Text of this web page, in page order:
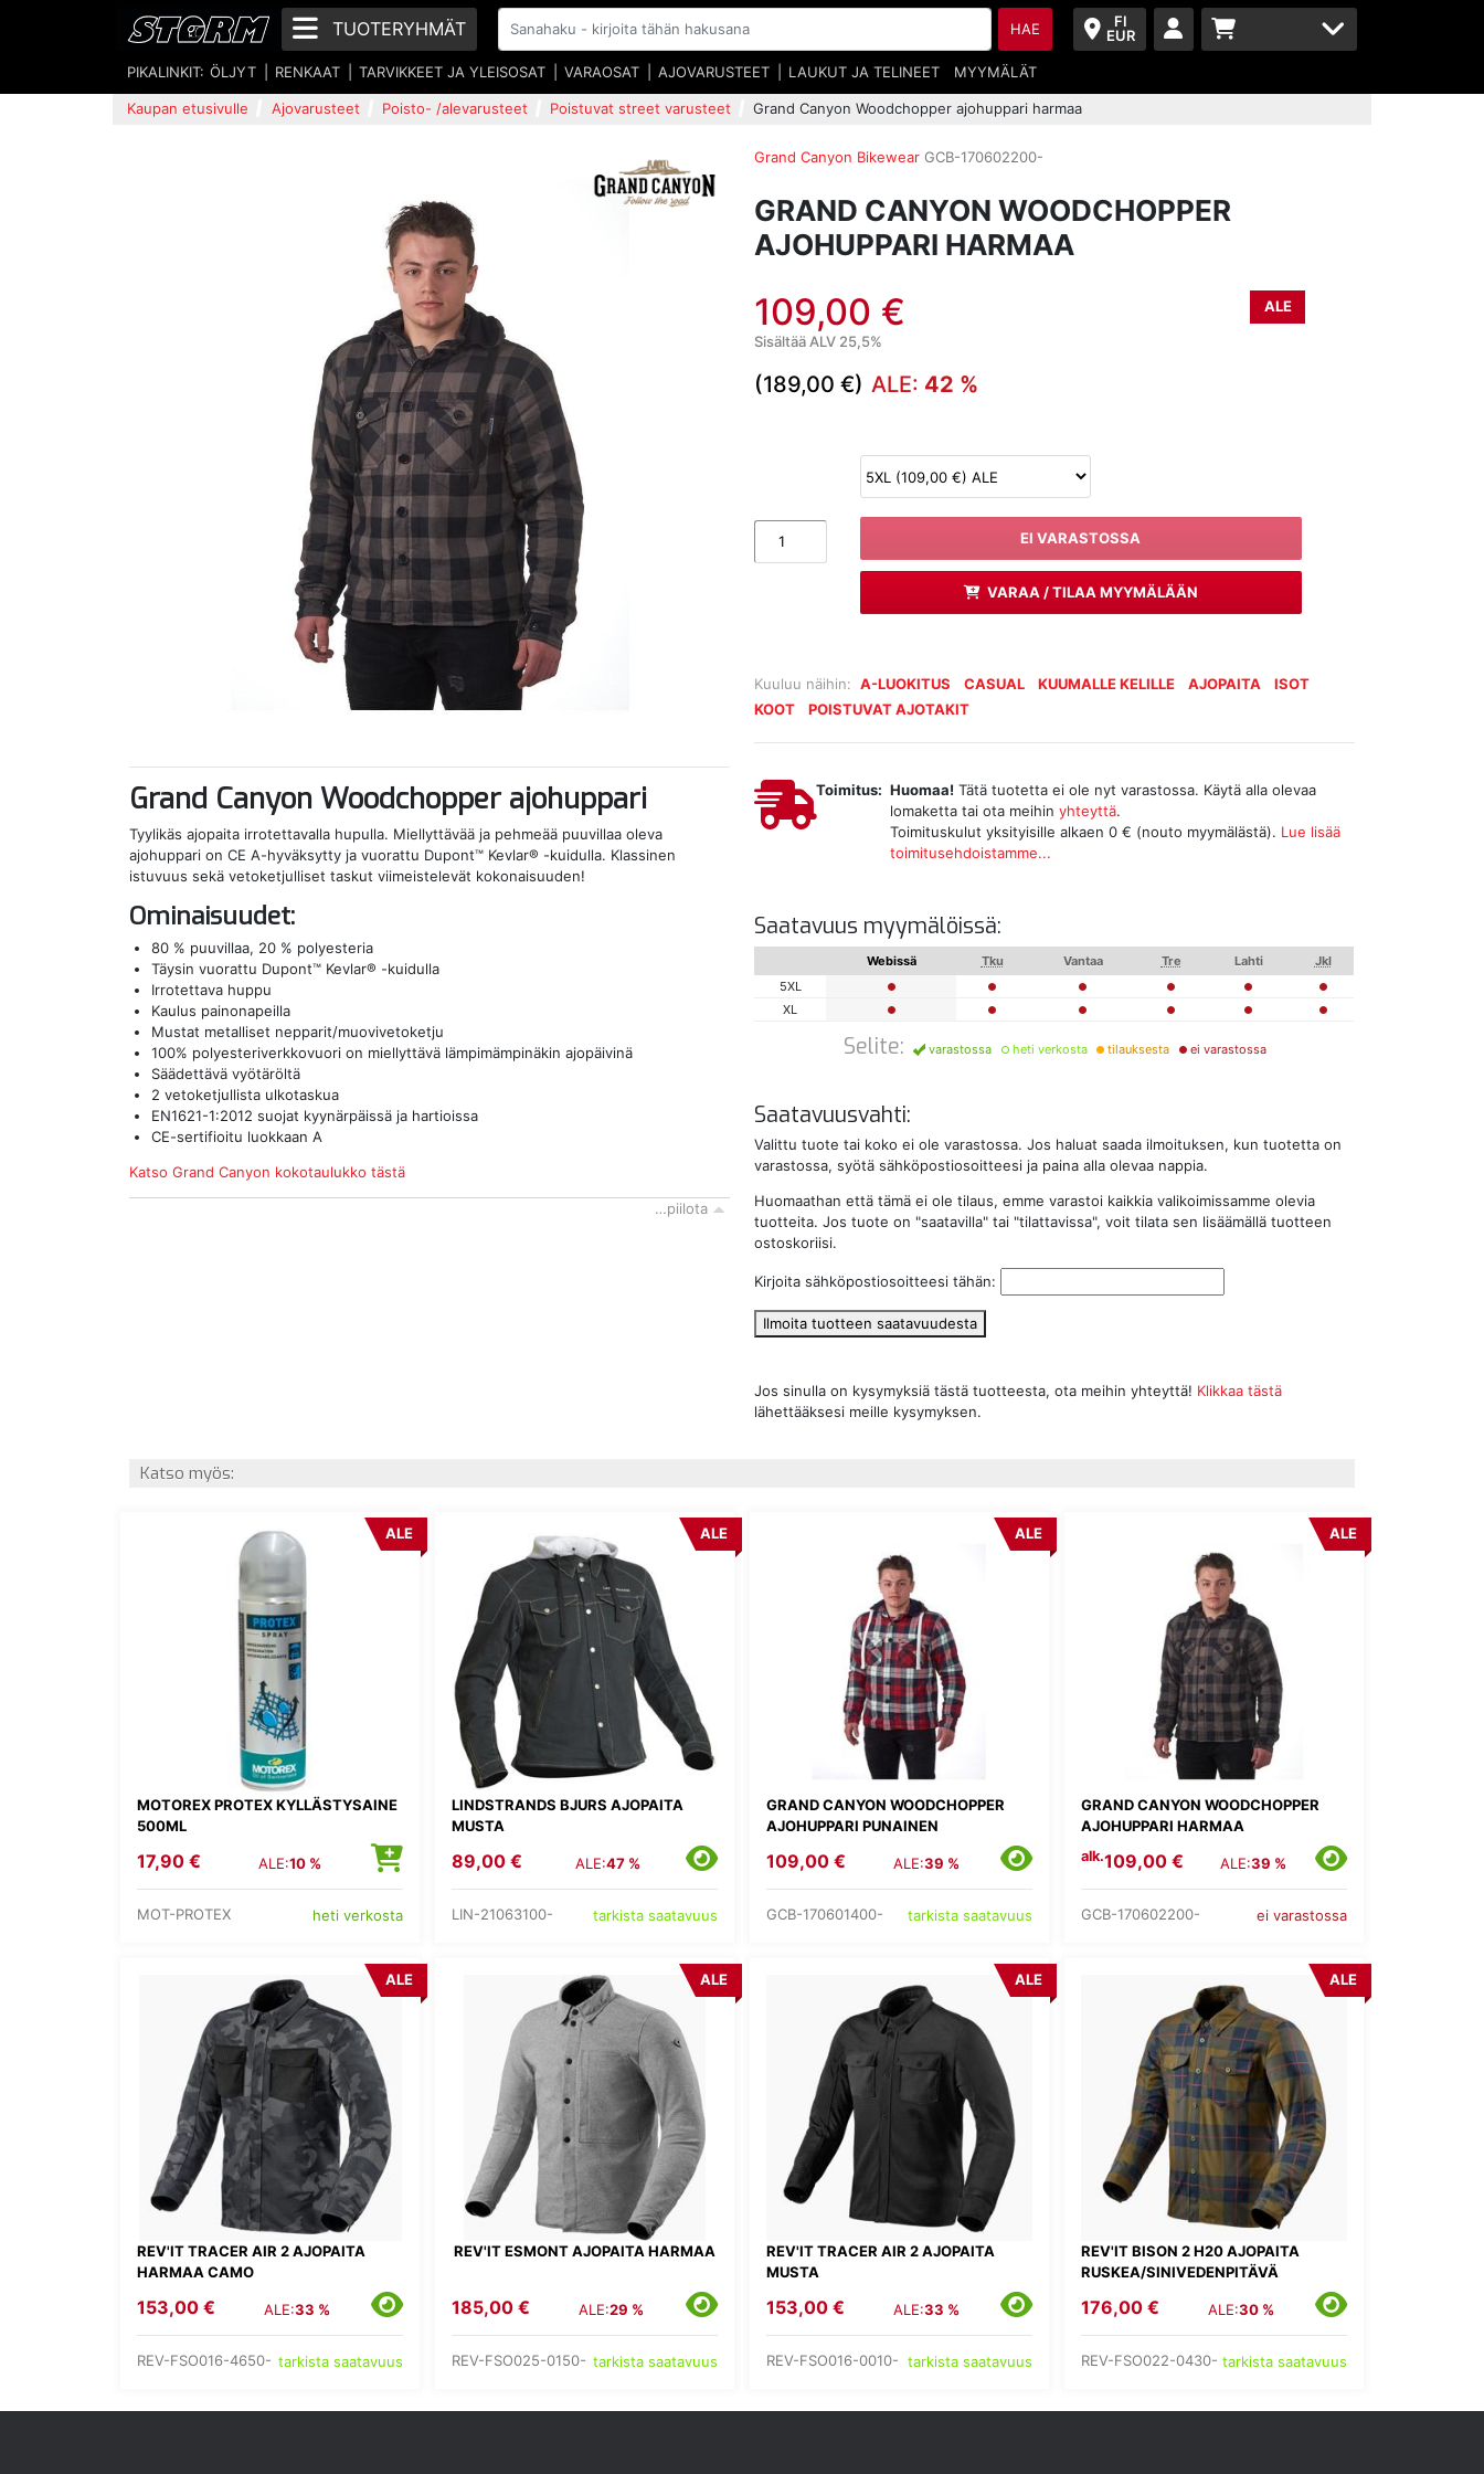
FI
EUR
TUOTERYHMÄT HAE
PIKALINKIT: ÖLJYT RENKAAT TARVIKKEET JA YLEISOSAT VARAOSAT AJOVARUSTEET LAUKUT JA TELINEET MYYMÄLÄT
Kaupan etusivulle Ajovarusteet Poisto- /alevarusteet Poistuvat street varusteet Grand Canyon Woodchopper ajohuppari harmaa
Grand Canyon Bikewear GCB-170602200-
GRAND CANYON WOODCHOPPER
AJOHUPPARI HARMAA
109,00 €
ALE
Sisältää ALV 25,5%
(189,00 €) ALE: 42 %
EI VARASTOSSA
VARAA / TILAA MYYMÄLÄÄN
Kuuluu näihin: A-LUOKITUS CASUAL KUUMALLE KELILLE AJOPAITA
ISOT
KOOT
POISTUVAT AJOTAKIT
Toimitus: Huomaa! Tätä tuotetta ei ole nyt varastossa. Käytä alla olevaa
lomaketta tai ota meihin yhteyttä.
Toimituskulut yksityisille alkaen 0 € (nouto myymälästä). Lue lisää
toimitusehdoistamme...
Saatavuus myymälöissä:
Webissä Tku Vantaa Tre Lahti
Jkl
5XL
XL
Selite: varastossa heti verkosta tilauksesta ei varastossa
Saatavuusvahti:
Valittu tuote tai koko ei ole varastossa. Jos haluat saada ilmoituksen, kun tuotetta on
varastossa, syötä sähköpostiosoitteesi ja paina alla olevaa nappia.
Huomaathan että tämä ei ole tilaus, emme varastoi kaikkia valikoimissamme olevia
tuotteita. Jos tuote on "saatavilla" tai "tilattavissa", voit tilata sen lisäämällä tuotteen
ostoskoriisi.
Kirjoita sähköpostiosoitteesi tähän:
Ilmoita tuotteen saatavuudesta
Jos sinulla on kysymyksiä tästä tuotteesta, ota meihin yhteyttä! Klikkaa tästä
lähettääksesi meille kysymyksen.
Grand Canyon Woodchopper ajohuppari
Tyylikäs ajopaita irrotettavalla hupulla. Miellyttävää ja pehmeää puuvillaa oleva
ajohuppari on CE A-hyväksytty ja vuorattu Dupont™ Kevlar® -kuidulla. Klassinen
istuvuus sekä vetoketjulliset taskut viimeistelevät kokonaisuuden!
Ominaisuudet:
80 % puuvillaa, 20 % polyesteria
Täysin vuorattu Dupont™ Kevlar® -kuidulla
Irrotettava huppu
Kaulus painonapeilla
Mustat metalliset nepparit/muovivetoketju
100% polyesteriverkkovuori on miellyttävä lämpimämpinäkin ajopäivinä
Säädettävä vyötäröltä
2 vetoketjullista ulkotaskua
EN1621-1:2012 suojat kyynärpäissä ja hartioissa
CE-sertifioitu luokkaan A
Katso Grand Canyon kokotaulukko tästä
…piilota
Katso myös:
MOTOREX PROTEX KYLLÄSTYSAINE
500ML
ALE
17,90 € ALE:10 %
MOT-PROTEX heti verkosta
LINDSTRANDS BJURS AJOPAITA
MUSTA
ALE
89,00 € ALE:47 %
LIN-21063100- tarkista saatavuus
GRAND CANYON WOODCHOPPER
AJOHUPPARI PUNAINEN
ALE
109,00 € ALE:39 %
GCB-170601400- tarkista saatavuus
GRAND CANYON WOODCHOPPER
AJOHUPPARI HARMAA
ALE
alk.109,00 € ALE:39 %
GCB-170602200- ei varastossa
REV'IT TRACER AIR 2 AJOPAITA
HARMAA CAMO
ALE
153,00 € ALE:33 %
REV-FSO016-4650- tarkista saatavuus
REV'IT ESMONT AJOPAITA HARMAA
ALE
185,00 € ALE:29 %
REV-FSO025-0150- tarkista saatavuus
REV'IT TRACER AIR 2 AJOPAITA
MUSTA
ALE
153,00 € ALE:33 %
REV-FSO016-0010- tarkista saatavuus
REV'IT BISON 2 H20 AJOPAITA
RUSKEA/SINIVEDENPITÄVÄ
ALE
176,00 € ALE:30 %
REV-FSO022-0430- tarkista saatavuus